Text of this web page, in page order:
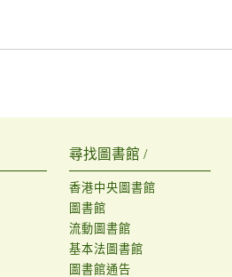
尋找圖書館 /
香港中央圖書館
圖書館
流動圖書館
基本法圖書館
圖書館通告